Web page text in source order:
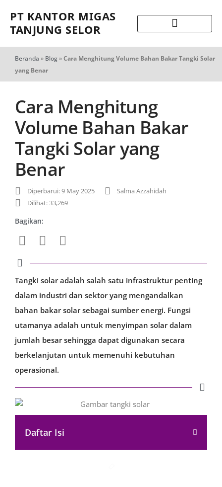
PT KANTOR MIGAS
TANJUNG SELOR
Beranda » Blog»Cara Menghitung Volume Bahan Bakar Tangki Solar
yang Benar
Cara Menghitung
Volume Bahan Bakar
Tangki Solar yang
Benar
Diperbarui: 9 May 2025
Salma Azzahidah
Dilihat: 33,269
Bagikan:
Tangki solar adalah salah satu infrastruktur penting
dalam industri dan sektor yang mengandalkan
bahan bakar solar sebagai sumber energi. Fungsi
utamanya adalah untuk menyimpan solar dalam
jumlah besar sehingga dapat digunakan secara
berkelanjutan untuk memenuhi kebutuhan
operasional.
Daftar Isi